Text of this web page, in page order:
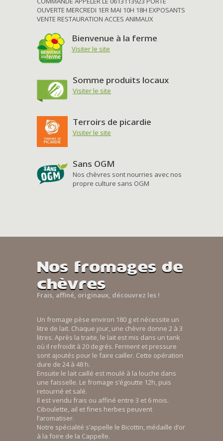
OUVERTE MERCREDI 1ER MAI 10H 18H EXPOSANTS
VENTE RESTAURATION ACCES ANIMAUX
Bienvenue à la ferme
Visiter le site
Somme produits locaux
Visiter le site
Terroirs de picardie
Visiter le site
Sans OGM
Nos chèvres sont nourries avec nos
propre culture sans OGM
Nos fromages de
chèvres
Frais, affiné, originaux, découvrez les !
Un fromage pèse environ 180 g et nécessite un
litre de lait. Chaque jour, une chèvre donne 2 à 3
litres. Après la traite, le lait est mis dans un tank
où il refroidit à 20 degrés. Ferment et pressure
sont ajoutés pour le faire cailler. Cette opération
dure de 24 à 48 h.
Ensuite le lait caillé est moulé à la louche dans
une faisselle. Le fromage s’égoutte 12h, puis
retourné et salé.
Il est vendu frais ou affiné entre 3 et 6 mois.
Ciboulette, ail et fines herbes peuvent
l’aromatiser.
Notre spécialité s’appelle le Bicottin, médaille d’or
à la foire de la Cappelle.